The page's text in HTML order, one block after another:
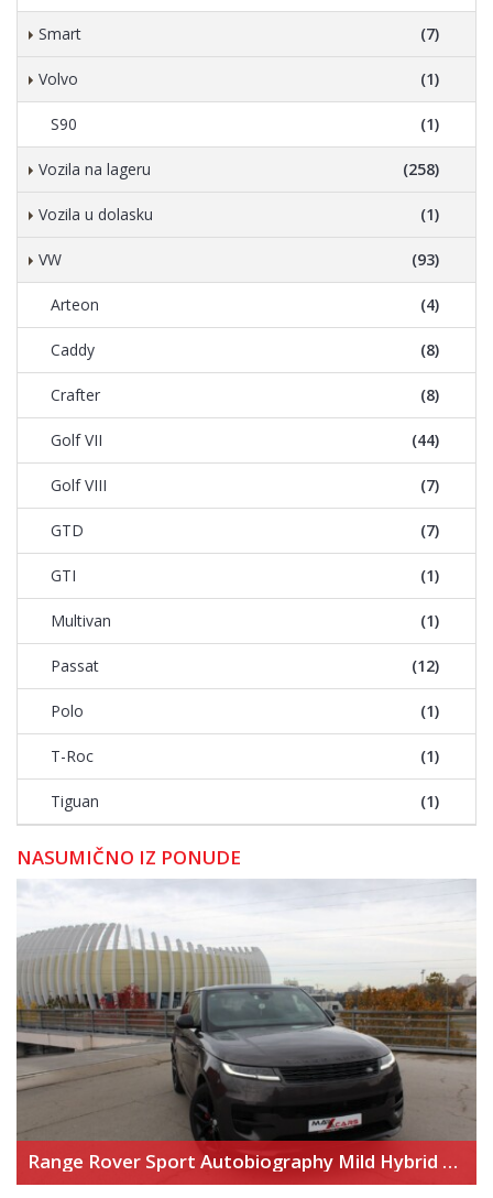
Smart (7)
Volvo (1)
S90 (1)
Vozila na lageru (258)
Vozila u dolasku (1)
VW (93)
Arteon (4)
Caddy (8)
Crafter (8)
Golf VII (44)
Golf VIII (7)
GTD (7)
GTI (1)
Multivan (1)
Passat (12)
Polo (1)
T-Roc (1)
Tiguan (1)
NASUMIČNO IZ PONUDE
Range Rover Sport Autobiography Mild Hybrid – Novi model